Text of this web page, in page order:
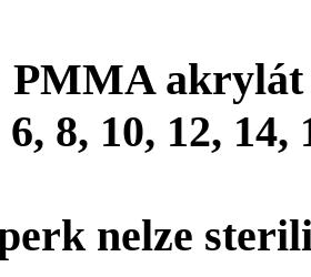
akrylát
8, 10, 12, 14,
nelze